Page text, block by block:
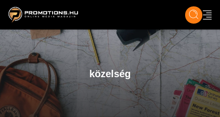
ZENE, FILM & KULT ÉLET TECH &
közelség